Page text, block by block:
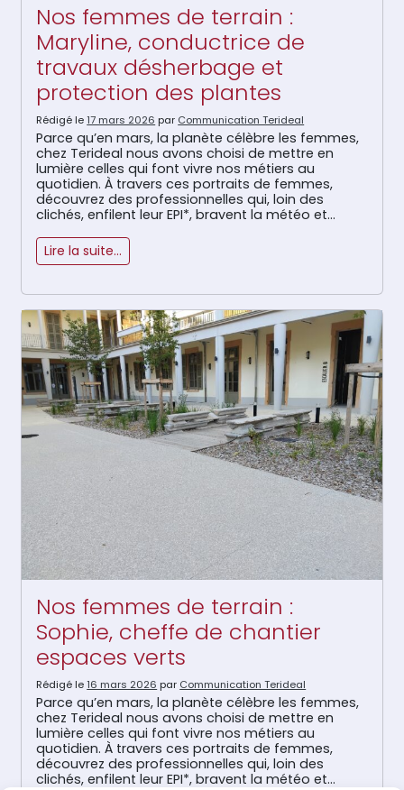
Nos femmes de terrain :
Maryline, conductrice de
travaux désherbage et
protection des plantes
Rédigé le17 mars 2026 par Communication Terideal
Parce qu’en mars, la planète célèbre les femmes,
chez Terideal nous avons choisi de mettre en
lumière celles qui font vivre nos métiers au
quotidien. À travers ces portraits de femmes,
découvrez des professionnelles qui, loin des
clichés, enfilent leur EPI*, bravent la météo et
de détermination. Oubliez l’idée que […]
Lire la suite…
Nos femmes de terrain :
Sophie, cheffe de chantier
espaces verts
Rédigé le16 mars 2026 par Communication Terideal
Parce qu’en mars, la planète célèbre les femmes,
chez Terideal nous avons choisi de mettre en
lumière celles qui font vivre nos métiers au
quotidien. À travers ces portraits de femmes,
découvrez des professionnelles qui, loin des
clichés, enfilent leur EPI*, bravent la météo et